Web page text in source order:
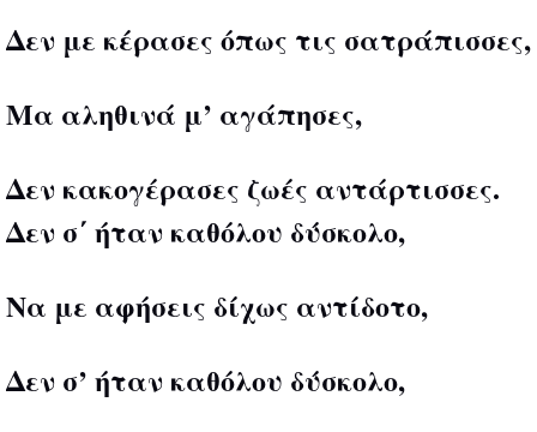
Δεν με κέρασες όπως τις σατράπισσες,
Μα αληθινά μ’ αγάπησες,
Δεν κακογέρασες ζωές αντάρτισσες.
Δεν σ΄ ήταν καθόλου δύσκολο,
Να με αφήσεις δίχως αντίδοτο,
Δεν σ’ ήταν καθόλου δύσκολο,